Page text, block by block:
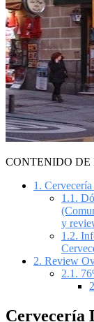
CONTENIDO
1.
1.1.
y
1.2.
2. Review
2.1.
Cervecería